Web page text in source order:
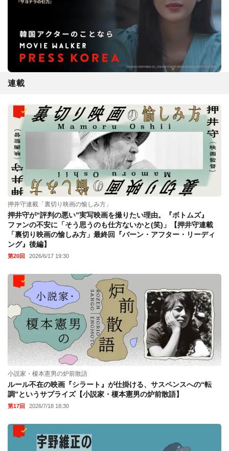
連載
押井守連載「裏切り映画の愉しみ方」
押井守が“評判の悪い”実写映画を撮りたい理由。『ボトムズ』
ファンの不安に「そう思うのも仕方ないかと(笑)」【押井守連載
「裏切り映画の愉しみ方」最終回『バーン・アフター・リーディ
ング』後編】
第20回 2026/6/17 19:30
小説家・榎本憲男の炉前散語
ルール不在の映画『シラート』が仕掛ける、サスペンスへの“転
調”というサプライズ【小説家・榎本憲男の炉前散語】
第17回 2026/7/18 18:30